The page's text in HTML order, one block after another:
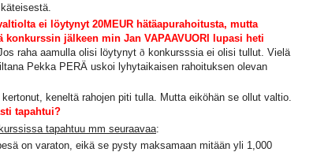
ei löytynyt 20MEUR hätäapurahoitusta, mutta
konkurssin jälkeen min Jan VAPAAVUORI lupasi heti
raha aamulla olisi löytynyt ð konkursssia ei olisi tullut. Vielä
Pekka PERÄ uskoi lyhytaikaisen rahoituksen olevan
kertonut, keneltä rahojen piti tulla. Mutta eiköhän se ollut valtio.
tapahtui?
tapahtuu mm seuraavaa:
on varaton, eikä se pysty maksamaan mitään yli 1,000